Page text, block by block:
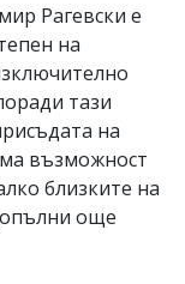
Рагевски е
на
тази
на
възможност
близките на
още